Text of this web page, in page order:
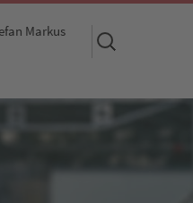
Markus
Suchen
nach: